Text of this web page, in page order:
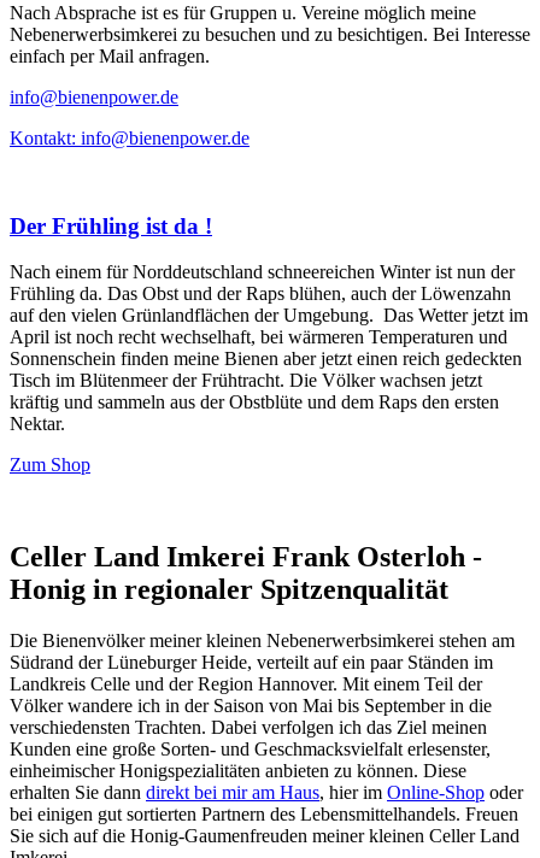
Nach Absprache ist es für Gruppen u. Vereine möglich meine
Nebenerwerbsimkerei zu besuchen und zu besichtigen. Bei Interesse
einfach per Mail anfragen.
info@bienenpower.de
Kontakt: info@bienenpower.de
Der Frühling ist da !
Nach einem für Norddeutschland schneereichen Winter ist nun der
Frühling da. Das Obst und der Raps blühen, auch der Löwenzahn
auf den vielen Grünlandflächen der Umgebung. Das Wetter jetzt im
April ist noch recht wechselhaft, bei wärmeren Temperaturen und
Sonnenschein finden meine Bienen aber jetzt einen reich gedeckten
Tisch im Blütenmeer der Frühtracht. Die Völker wachsen jetzt
kräftig und sammeln aus der Obstblüte und dem Raps den ersten
Nektar.
Zum Shop
Celler Land Imkerei Frank Osterloh -
Honig in regionaler Spitzenqualität
Die Bienenvölker meiner kleinen Nebenerwerbsimkerei stehen am
Südrand der Lüneburger Heide, verteilt auf ein paar Ständen im
Landkreis Celle und der Region Hannover. Mit einem Teil der
Völker wandere ich in der Saison von Mai bis September in die
verschiedensten Trachten. Dabei verfolgen ich das Ziel meinen
Kunden eine große Sorten- und Geschmacksvielfalt erlesenster,
einheimischer Honigspezialitäten anbieten zu können. Diese
erhalten Sie dann direkt bei mir am Haus, hier im Online-Shop oder
bei einigen gut sortierten Partnern des Lebensmittelhandels. Freuen
Sie sich auf die Honig-Gaumenfreuden meiner kleinen Celler Land